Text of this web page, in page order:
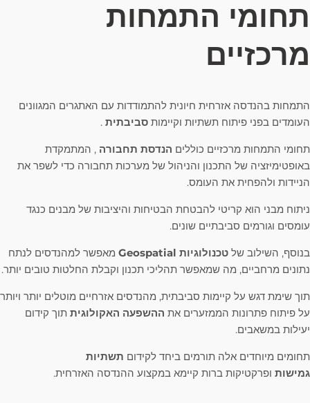
תחומי התמחות
מרכזיים
התמחות בהנדסה אזרחית חיונית להתמודדות עם האתגרים המגוונים
העומדים בפני פיתוח תשתיות וקיימות סביבתית .
תחומי התמחות מרכזיים כוללים הנדסת תחבורה , המתמקדת
באופטימיזציה של התכנון והניהול של מערכות תחבורה כדי לשפר את
הניידות ולהפחית את העומס.
ניתוח מבני הוא קריטי להבטחת הבטיחות והיציבות של מבנים כנגד
עומסים וגורמים סביבתיים שונים.
בנוסף, השילוב של טכנולוגיות Geospatial
מאפשר למהנדסים לנתח
נתונים מרחביים, מה שמאפשר תהליכי תכנון וקבלת החלטות טובים יותר.
תוך שימת דגש על קיימות סביבתית, מהנדסים אזרחיים מוטלים יותר ויותר
על פיתוח פתרונות הממזערים את ההשפעה האקולוגית תוך קידום
יעילות במשאבים.
תחומים מיוחדים אלה תורמים ביחד לקידום תשתיות
גמישות ופרקטיקות ברות קיימא במקצוע ההנדסה האזרחית.